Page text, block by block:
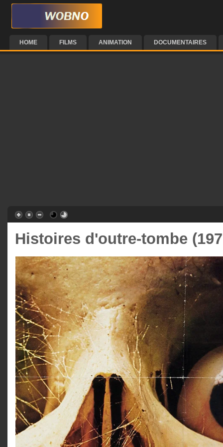
HOME FILMS ANIMATION DOCUMENTAIRES
Histoires d'outre-tombe